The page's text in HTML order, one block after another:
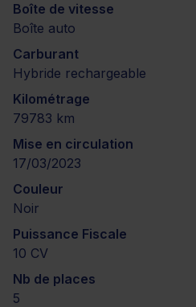
Boîte de vitesse
Boîte auto
Carburant
Hybride rechargeable
Kilométrage
79783 km
Mise en circulation
17/03/2023
Couleur
Noir
Puissance Fiscale
10 CV
Nb de places
5